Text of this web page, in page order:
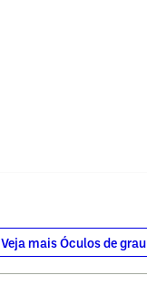
Veja mais Óculos de grau